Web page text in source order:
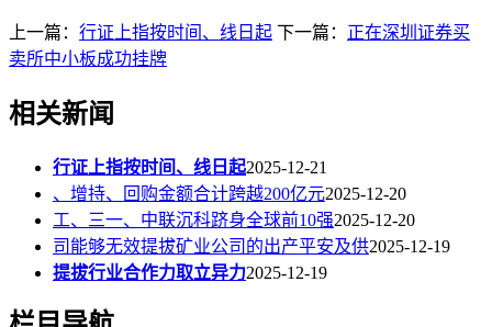
上一篇： 行证上指按时间、线日起 下一篇： 正在深圳证券买
卖所中小板成功挂牌
相关新闻
行证上指按时间、线日起2025-12-21
、增持、回购金额合计跨越200亿元2025-12-20
工、三一、中联沉科跻身全球前10强2025-12-20
司能够无效提拔矿业公司的出产平安及供2025-12-19
提拔行业合作力取立异力2025-12-19